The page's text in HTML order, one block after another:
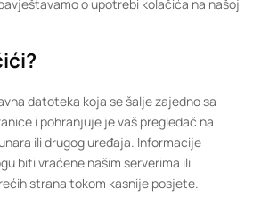
o upotrebi kolačića na našoj
datoteka koja se šalje zajedno sa
i pohranjuje je vaš pregledač na
ili drugog uređaja. Informacije
biti vraćene našim serverima ili
strana tokom kasnije posjete.